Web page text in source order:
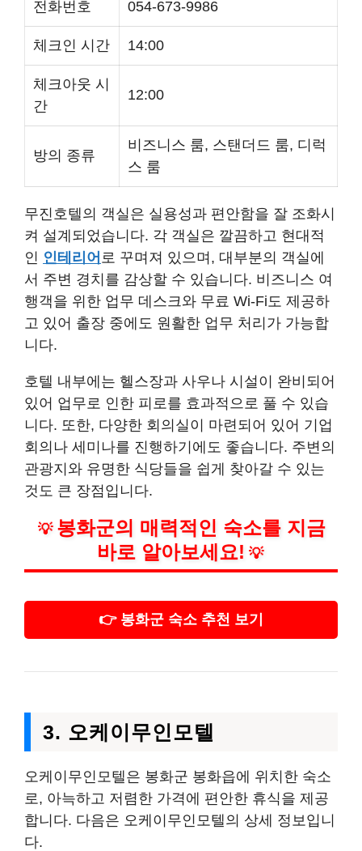
전화번호 054-673-9986
체크인 시간 14:00
체크아웃 시
간
12:00
방의 종류
비즈니스 룸, 스탠더드 룸, 디럭
스 룸
무진호텔의 객실은 실용성과 편안함을 잘 조화시
켜 설계되었습니다. 각 객실은 깔끔하고 현대적
인 인테리어 로 꾸며져 있으며, 대부분의 객실에
서 주변 경치를 감상할 수 있습니다. 비즈니스 여
행객을 위한 업무 데스크와 무료 Wi-Fi도 제공하
고 있어 출장 중에도 원활한 업무 처리가 가능합
니다.
호텔 내부에는 헬스장과 사우나 시설이 완비되어
있어 업무로 인한 피로를 효과적으로 풀 수 있습
니다. 또한, 다양한 회의실이 마련되어 있어 기업
회의나 세미나를 진행하기에도 좋습니다. 주변의
관광지와 유명한 식당들을 쉽게 찾아갈 수 있는
것도 큰 장점입니다.
💡 봉화군의 매력적인 숙소를 지금
바로 알아보세요! 💡
👉 봉화군 숙소 추천 보기
3. 오케이무인모텔
오케이무인모텔은 봉화군 봉화읍에 위치한 숙소
로, 아늑하고 저렴한 가격에 편안한 휴식을 제공
합니다. 다음은 오케이무인모텔의 상세 정보입니
다.